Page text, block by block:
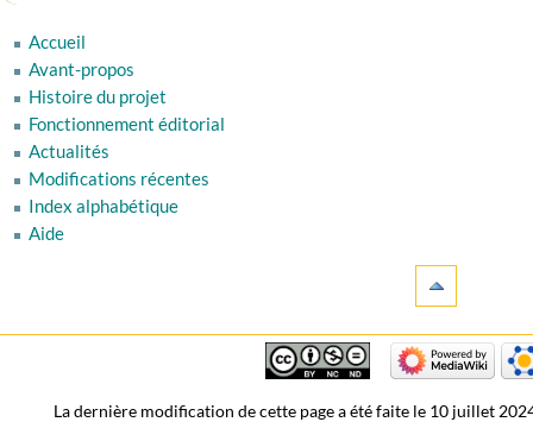
Accueil
Avant-propos
Histoire du projet
Fonctionnement éditorial
Actualités
Modifications récentes
Index alphabétique
Aide
La dernière modification de cette page a été faite le 10 juillet